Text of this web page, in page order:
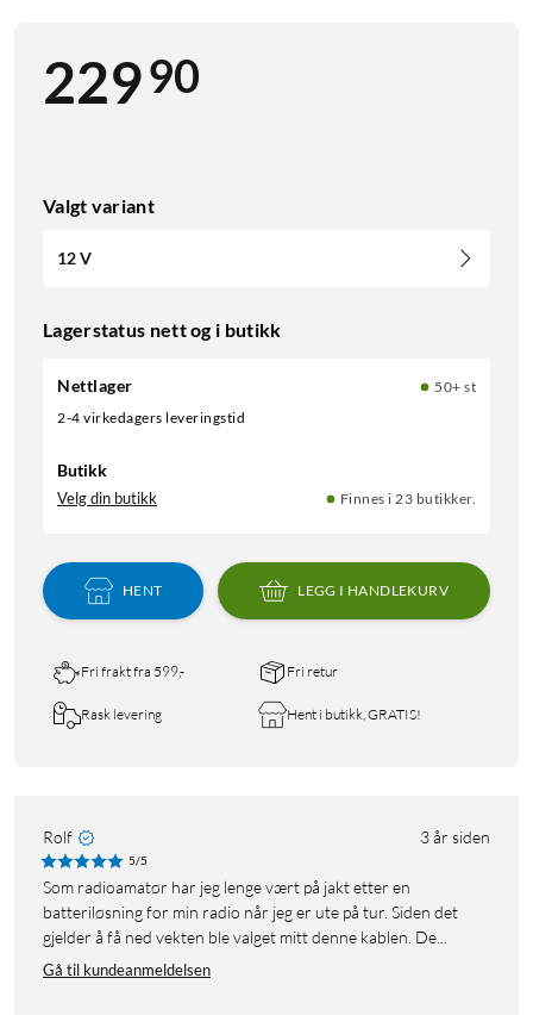
22990
Valgt variant
12 V
Lagerstatus nett og i butikk
Nettlager
50+ st
2-4 virkedagers leveringstid
Butikk
Velg din butikk Finnes i 23 butikker.
HENT LEGG I HANDLEKURV
Fri frakt fra 599,- Fri retur
Rask levering Hent i butikk, GRATIS!
Rolf 3 år siden
5/5
Som radioamatør har jeg lenge vært på jakt etter en
batteriløsning for min radio når jeg er ute på tur. Siden det
gjelder å få ned vekten ble valget mitt denne kablen. De...
Gå til kundeanmeldelsen